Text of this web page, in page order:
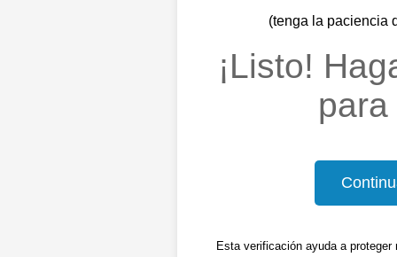
(tenga la paciencia
¡Listo!
Esta verificación ayuda a